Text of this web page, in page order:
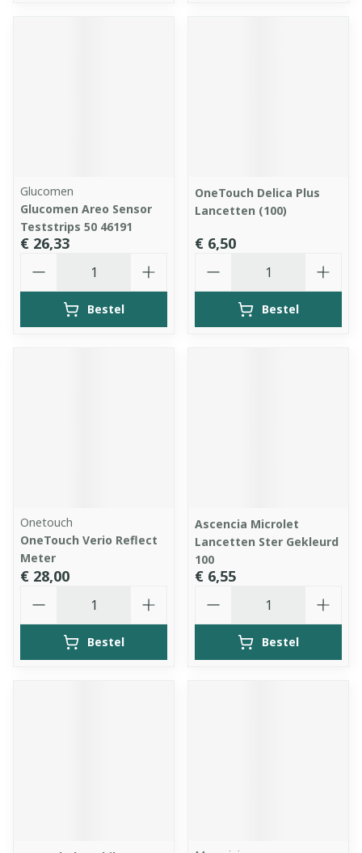
Glucomen
Glucomen Areo Sensor
Teststrips 50 46191
€ 26,33
Bestel
OneTouch Delica Plus
Lancetten (100)
€ 6,50
Bestel
Onetouch
OneTouch Verio Reflect
Meter
€ 28,00
Bestel
Ascencia Microlet
Lancetten Ster Gekleurd
100
€ 6,55
Bestel